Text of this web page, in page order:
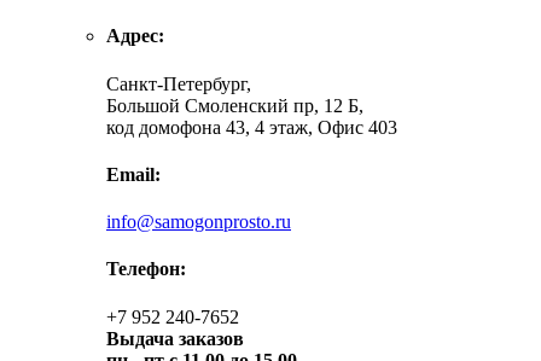
Адрес:
Санкт-Петербург,
Большой Смоленский пр, 12 Б,
код домофона 43, 4 этаж, Офис 403
Email:
info@samogonprosto.ru
Телефон:
+7 952 240-7652
Выдача заказов